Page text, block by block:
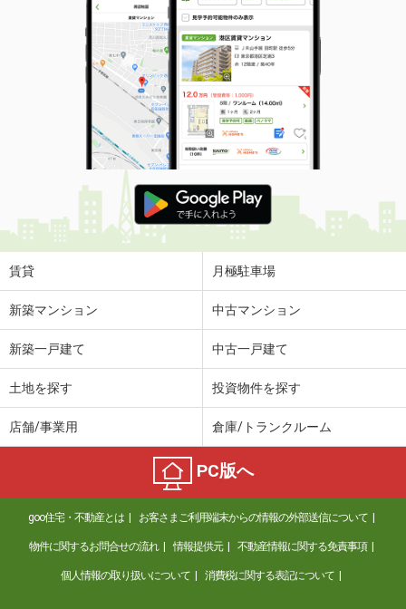
賃貸 月極駐車場
新築マンション 中古マンション
新築一戸建て 中古一戸建て
土地を探す 投資物件を探す
店舗/事業用 倉庫/トランクルーム
PC版へ
goo住宅・不動産とは お客さまご利用端末からの情報の外部送信について
物件に関するお問合せの流れ 情報提供元 不動産情報に関する免責事項
個人情報の取り扱いについて 消費税に関する表記について